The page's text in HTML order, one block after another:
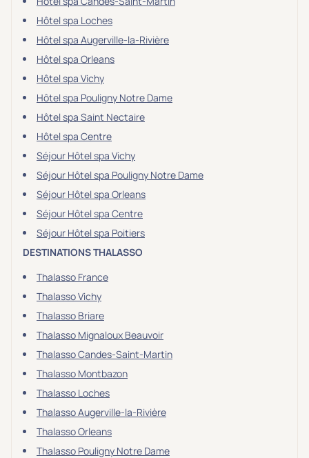
Hôtel spa Loches
Hôtel spa Augerville-la-Rivière
Hôtel spa Orleans
Hôtel spa Vichy
Hôtel spa Pouligny Notre Dame
Hôtel spa Saint Nectaire
Hôtel spa Centre
Séjour Hôtel spa Vichy
Séjour Hôtel spa Pouligny Notre Dame
Séjour Hôtel spa Orleans
Séjour Hôtel spa Centre
Séjour Hôtel spa Poitiers
DESTINATIONS THALASSO
Thalasso France
Thalasso Vichy
Thalasso Briare
Thalasso Mignaloux Beauvoir
Thalasso Candes-Saint-Martin
Thalasso Montbazon
Thalasso Loches
Thalasso Augerville-la-Rivière
Thalasso Orleans
Thalasso Pouligny Notre Dame